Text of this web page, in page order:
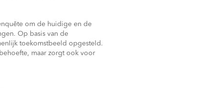
om de huidige en de
Op basis van de
toekomstbeeld opgesteld.
maar zorgt ook voor